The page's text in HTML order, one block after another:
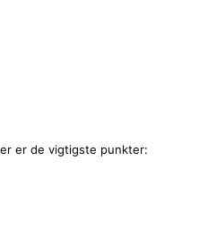
er de vigtigste punkter: